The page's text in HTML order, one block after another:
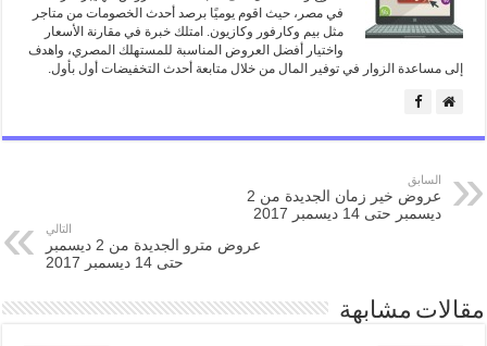
في مصر، حيث اقوم يوميًا برصد أحدث الخصومات من متاجر
مثل بيم وكارفور وكازيون. امتلك خبرة في مقارنة الأسعار
واختيار أفضل العروض المناسبة للمستهلك المصري، واهدف
إلى مساعدة الزوار في توفير المال من خلال متابعة أحدث التخفيضات أول بأول.
السابق
عروض خير زمان الجديدة من 2
ديسمبر حتى 14 ديسمبر 2017
التالي
عروض مترو الجديدة من 2 ديسمبر
حتى 14 ديسمبر 2017
مقالات مشابهة